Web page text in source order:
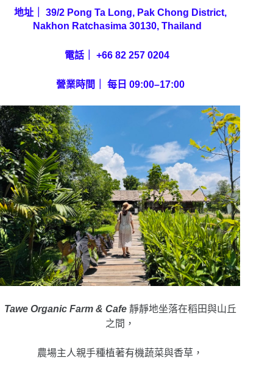
地址｜ 39/2 Pong Ta Long, Pak Chong District,
Nakhon Ratchasima 30130, Thailand
電話｜ +66 82 257 0204
營業時間｜ 每日 09:00–17:00
Tawe Organic Farm & Cafe 靜靜地坐落在稻田與山丘
之間，
農場主人親手種植著有機蔬菜與香草，